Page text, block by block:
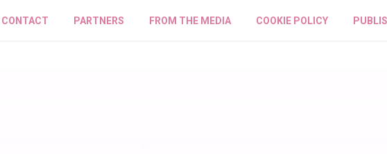
CONTACT PARTNERS FROM THE MEDIA COOKIE POLICY